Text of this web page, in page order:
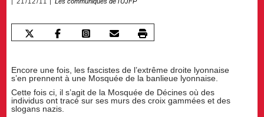
21/12/11 Les communiqués de l'UJFP
Encore une fois, les fascistes de l’extrême droite lyonnaise
s’en prennent à une Mosquée de la banlieue lyonnaise.
Cette fois ci, il s’agit de la Mosquée de Décines où des
individus ont tracé sur ses murs des croix gammées et des
slogans nazis.